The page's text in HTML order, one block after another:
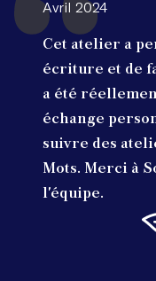
Avril 2024
Cet atelier a
écriture et de
a été
échange
suivre des
Mots. Merci à
l'équipe.